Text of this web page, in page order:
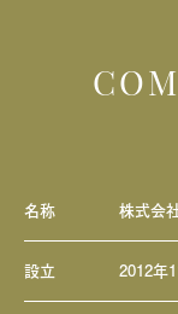
名称 株式会
設立 2012年